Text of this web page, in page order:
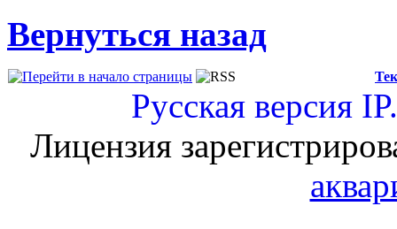
Вернуться назад
Русская версия
Лицензия